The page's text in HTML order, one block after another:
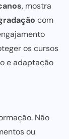
, mostra
com
os cursos
e adaptação
Não
ou